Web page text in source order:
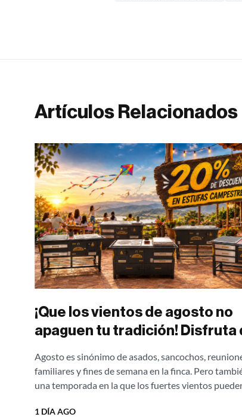
Artículos Relacionados
¡Que los vientos de agosto no
apaguen tu tradición! Disfruta
humo con nuestras estufas
campestres Ergonatura.
¡Aprovecha el 20% de
Agosto es sinónimo de asados, sancochos,
familiares y fines de semana en la finca. Pero
una temporada en la que los fuertes vientos
1 DÍA AGO